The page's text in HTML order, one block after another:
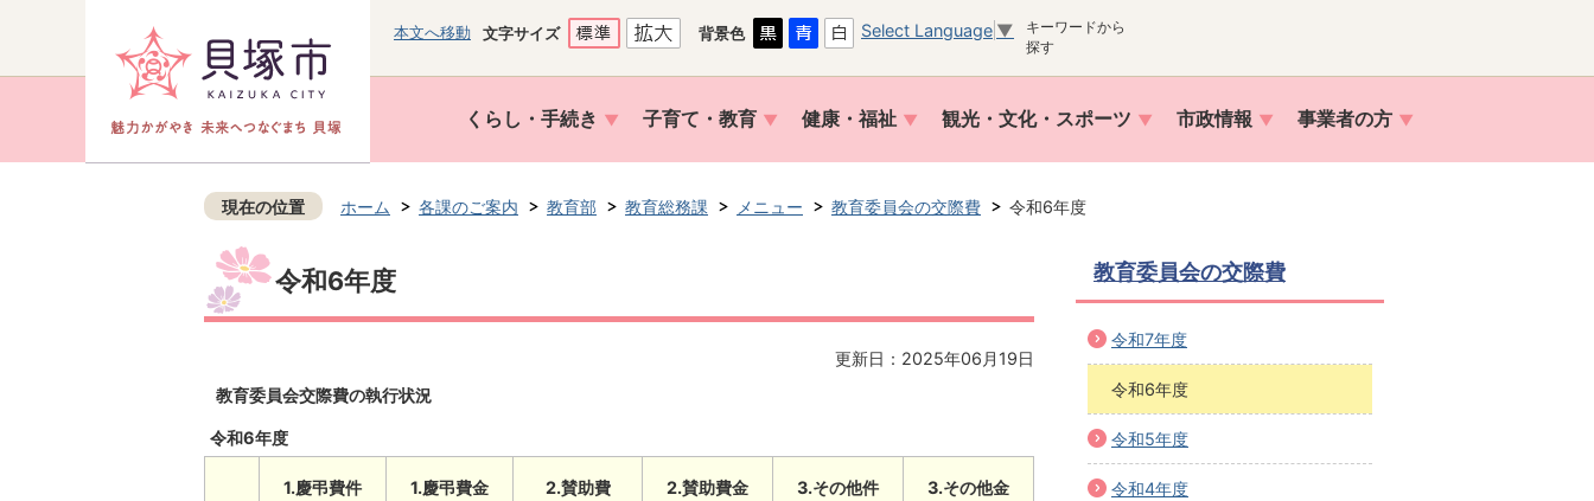
本文へ移動 文字サイズ 背景色 Select Language ▼
キーワードから
探す
くらし・手続き 子育て・教育 健康・福祉 観光・文化・スポーツ 市政情報 事業者の方
現在の位置 ホーム 各課のご案内 教育部 教育総務課 メニュー 教育委員会の交際費 令和6年度
令和6年度
更新日：2025年06月19日
教育委員会交際費の執行状況
令和6年度
1.慶弔費件
1.慶弔費金
2.賛助費
2.賛助費金
3.その他件
3.その他金
教育委員会の交際費
令和7年度
令和6年度
令和5年度
令和4年度